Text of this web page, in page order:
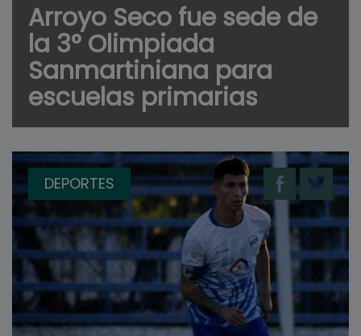
Arroyo Seco fue sede de
la 3° Olimpiada
Sanmartiniana para
escuelas primarias
DEPORTES